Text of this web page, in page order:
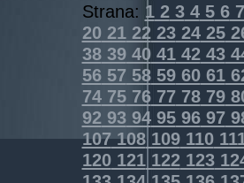
Strana: 1234567
20 2122232425
383940414243
5657 58596061
747576777879
929394959697
107108109110
120121122123